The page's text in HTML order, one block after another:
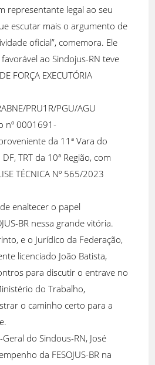
representante legal ao seu
escutar mais o argumento de
oficial”, comemora. Ele
ao Sindojus-RN teve
FORÇA EXECUTÓRIA
PRU1R/PGU/AGU
nº 0001691-
da 11ª Vara do
TRT da 10ª Região, com
TÉCNICA Nº 565/2023
enaltecer o papel
BR nessa grande vitória.
e o Jurídico da Federação,
licenciado João Batista,
para discutir o entrave no
do Trabalho,
o caminho certo para a
do Sindous-RN, José
da FESOJUS-BR na